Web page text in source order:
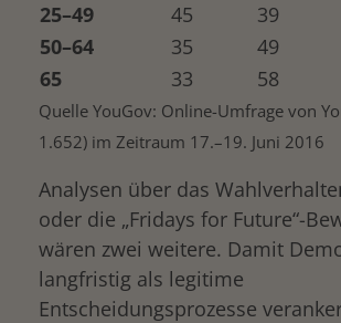
25–49
45
39
50–64
35
49
65
33 58
Quelle YouGov: Online-Umfrage von
1.652) im Zeitraum 17.–19. Juni 2016
Analysen über das
oder die „Fridays for Future“-
wären zwei weitere. Damit
langfristig als legitime
Entscheidungsprozesse